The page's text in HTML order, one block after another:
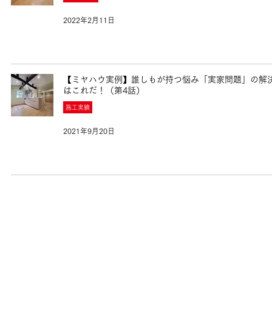
2022年2月11日
【ミヤハウ実例】誰しもが持つ悩み「実家問題」の解
はこれだ！（第4話）
施工実績
2021年9月20日